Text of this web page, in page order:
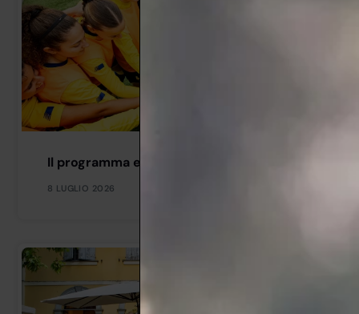
Il programma estivo della Prima Squadra
8 LUGLIO 2026